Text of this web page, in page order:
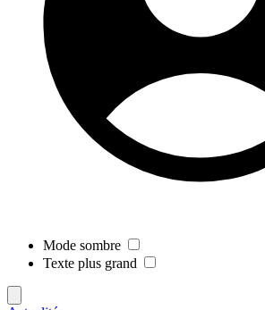
Mode sombre
Texte plus grand